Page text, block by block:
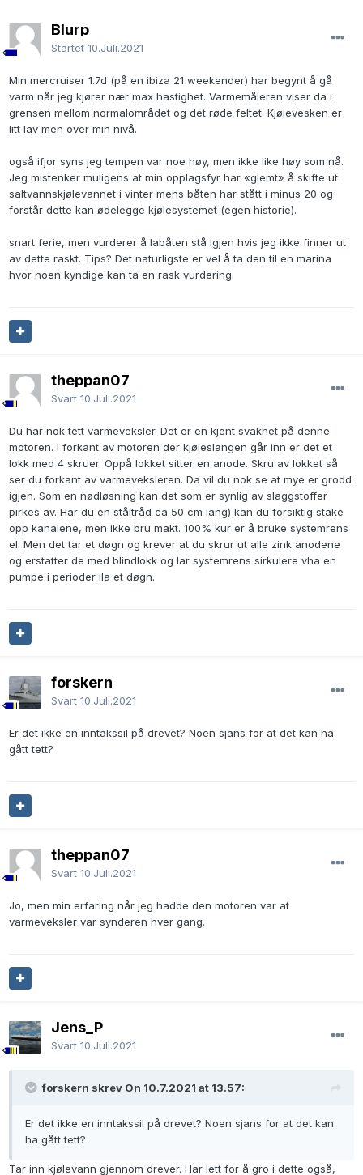
Blurp
Startet 10.Juli.2021
Min mercruiser 1.7d (på en ibiza 21 weekender) har begynt å gå
varm når jeg kjører nær max hastighet. Varmemåleren viser da i
grensen mellom normalområdet og det røde feltet. Kjølevesken er
litt lav men over min nivå.
også ifjor syns jeg tempen var noe høy, men ikke like høy som nå.
Jeg mistenker muligens at min opplagsfyr har «glemt» å skifte ut
saltvannskjølevannet i vinter mens båten har stått i minus 20 og
forstår dette kan ødelegge kjølesystemet (egen historie).
snart ferie, men vurderer å labåten stå igjen hvis jeg ikke finner ut
av dette raskt. Tips? Det naturligste er vel å ta den til en marina
hvor noen kyndige kan ta en rask vurdering.
theppan07
Svart 10.Juli.2021
Du har nok tett varmeveksler. Det er en kjent svakhet på denne
motoren. I forkant av motoren der kjøleslangen går inn er det et
lokk med 4 skruer. Oppå lokket sitter en anode. Skru av lokket så
ser du forkant av varmeveksleren. Da vil du nok se at mye er grodd
igjen. Som en nødløsning kan det som er synlig av slaggstoffer
pirkes av. Har du en ståltråd ca 50 cm lang) kan du forsiktig stake
opp kanalene, men ikke bru makt. 100% kur er å bruke systemrens
el. Men det tar et døgn og krever at du skrur ut alle zink anodene
og erstatter de med blindlokk og lar systemrens sirkulere vha en
pumpe i perioder ila et døgn.
forskern
Svart 10.Juli.2021
Er det ikke en inntakssil på drevet? Noen sjans for at det kan ha
gått tett?
theppan07
Svart 10.Juli.2021
Jo, men min erfaring når jeg hadde den motoren var at
varmeveksler var synderen hver gang.
Jens_P
Svart 10.Juli.2021
forskern skrev On 10.7.2021 at 13.57:
Er det ikke en inntakssil på drevet? Noen sjans for at det kan
ha gått tett?
Tar inn kjølevann gjennom drever. Har lett for å gro i dette også,